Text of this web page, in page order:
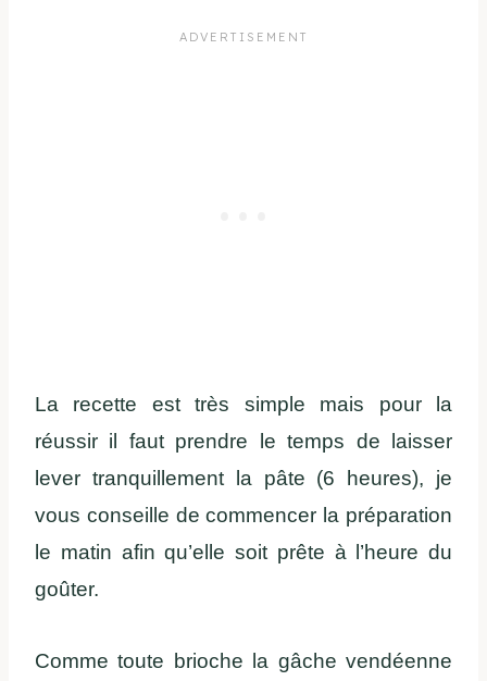
La recette est très simple mais pour la
réussir il faut prendre le temps de laisser
lever tranquillement la pâte (6 heures), je
vous conseille de commencer la préparation
le matin afin qu’elle soit prête à l’heure du
goûter.
Comme toute brioche la gâche vendéenne